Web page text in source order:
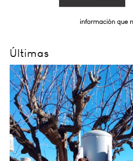
Últimas